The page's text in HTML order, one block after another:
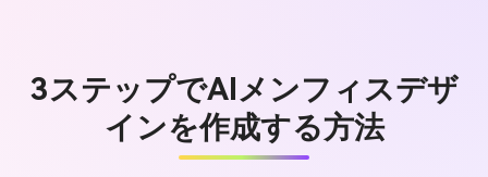
3ステップでAIメンフィスデザ
インを作成する方法